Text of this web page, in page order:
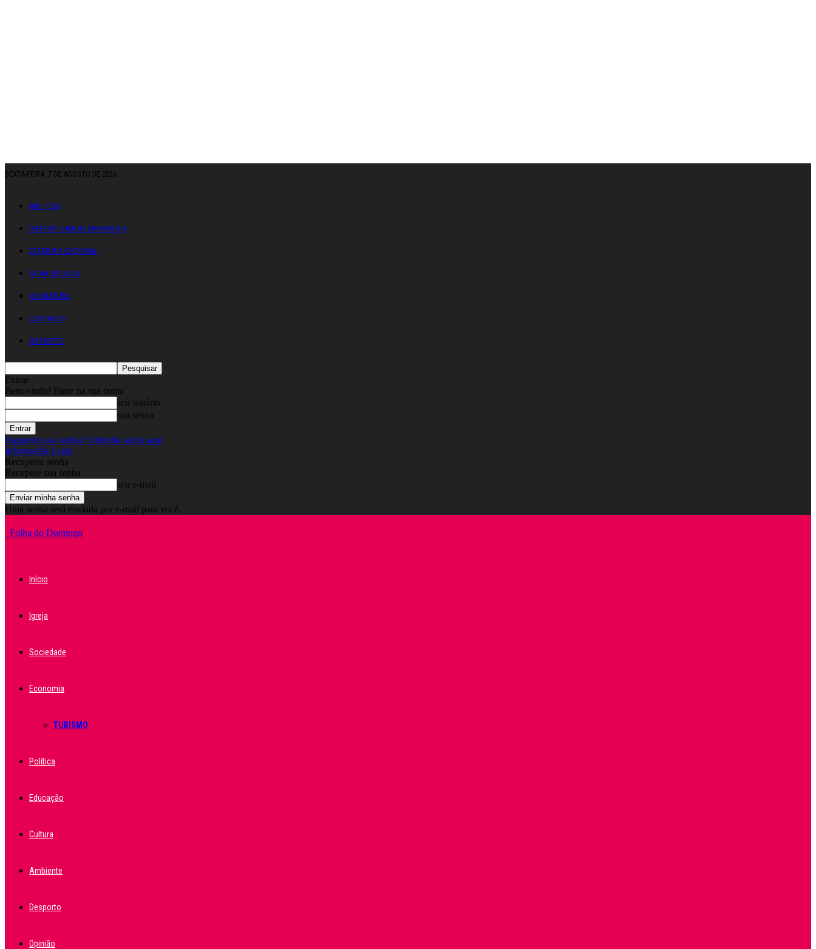
SEXTA-FEIRA, 7 DE AGOSTO DE 2026
ANO: CXII
DIRETOR: SAMUEL MENDONÇA
ESTATUTO EDITORIAL
FICHA TÉCNICA
ASSINATURA
CONTACTO
EM DIRETO
Entrar
Bem-vindo! Entre na sua conta
seu usuário
sua senha
Esqueceu sua senha? Obtenha ajuda aqui
Informação Legal
Recuperar senha
Recupere sua senha
seu e-mail
Uma senha será enviada por e-mail para você.
Folha do Domingo
Início
Igreja
Sociedade
Economia
TURISMO
Política
Educação
Cultura
Ambiente
Desporto
Opinião